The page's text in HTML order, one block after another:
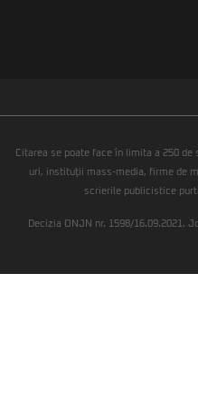
Citarea se poate face în limita a 250
uri, instituţii mass-media, firme de
scrierile publicistice
Decizia ONJN nr. 1598/16.09.2021.